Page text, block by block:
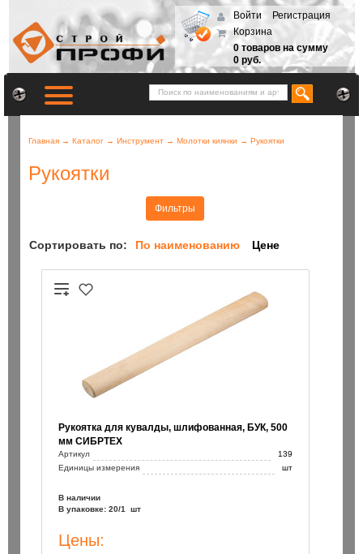
Войти
Регистрация
Корзина
0 товаров на сумму
0 руб.
Главная → Каталог → Инструмент → Молотки киянки → Рукоятки
Рукоятки
Фильтры
Сортировать по: По наименованию Цене
Рукоятка для кувалды, шлифованная, БУК, 500
мм СИБРТЕХ
Артикул
139
Единицы измерения
шт
В наличии
В упаковке: 20/1 шт
Цены: